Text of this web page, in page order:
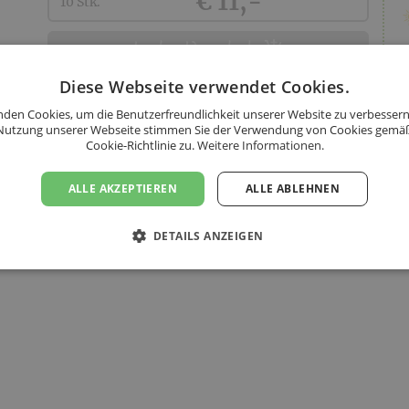
Zutaten: Weizenmehl, Eier, Speisesalz jodiert, Wasser,
veränderlichen Gewichtsanteilen), Spinat Nudel: 40%
Tomaten Mozzarella Nudel: 40% Kartoffel, Tomaten,
Kartoffel, Bröseltopfen, Parmesan, Sauerrahm,
Sauerrahm, Rucola, Parmesan, Salz Lasagnenudel:
Karotten, Sellerie, Zwiebel, Knoblauch),
(Hartweizengriess), Parmesan, Gewürze
In den Warenkorb
Produktinformationen
Diese Webseite verwendet Cookies.
Cookies, um die Benutzerfreundlichkeit unserer Website zu
unserer Webseite stimmen Sie der Verwendung von Cookies
Cookie-Richtlinie zu.Weitere Informationen.
ALLE AKZEPTIEREN ALLE ABLEHNEN
DETAILS ANZEIGEN